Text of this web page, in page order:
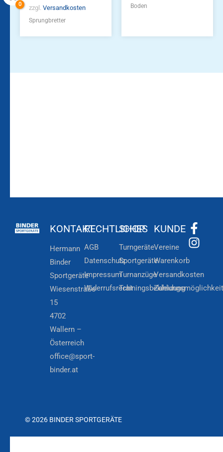
zzgl. Versandkosten
Sprungbretter
Boden
KONTAKT
Hermann
Binder
Sportgeräte
Wiesenstraße
15
4702
Wallern –
Österreich
office@sport-
binder.at
RECHTLICHES
AGB
Datenschutz
Impressum
Widerrufsrecht
SHOP
Turngeräte
Sportgeräte
Turnanzüge
Trainingsbekleidung
KUNDE
Vereine
Warenkorb
Versandkosten
© 2026 BINDER SPORTGERÄTE